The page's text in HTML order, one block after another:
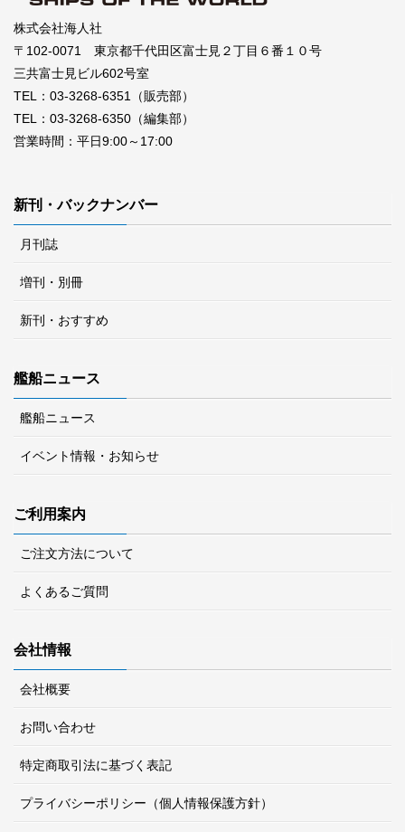
株式会社海人社
〒102-0071 東京都千代田区富士見２丁目６番１０号
三共富士見ビル602号室
TEL：03-3268-6351（販売部）
TEL：03-3268-6350（編集部）
営業時間：平日9:00～17:00
新刊・バックナンバー
月刊誌
増刊・別冊
新刊・おすすめ
艦船ニュース
艦船ニュース
イベント情報・お知らせ
ご利用案内
ご注文方法について
よくあるご質問
会社情報
会社概要
お問い合わせ
特定商取引法に基づく表記
プライバシーポリシー（個人情報保護方針）